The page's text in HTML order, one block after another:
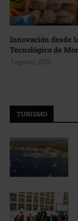
Innovación desde
Tecnológico de
3 agosto, 2026
TURISMO